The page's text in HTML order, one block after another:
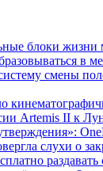
блоки жизни
в
смены
Artemis II к
слухи о